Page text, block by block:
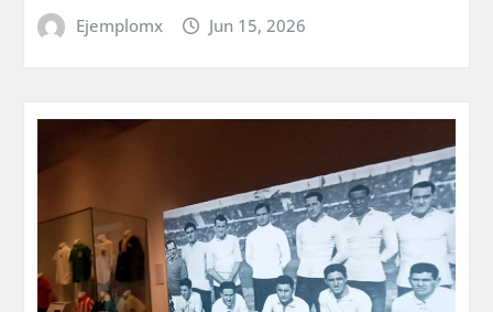
Ejemplomx Jun 15, 2026